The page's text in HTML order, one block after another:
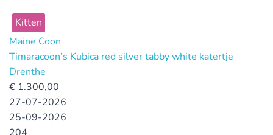
Kitten
Maine Coon
Timaracoon’s Kubica red silver tabby white katertje
Drenthe
€ 1.300,00
27-07-2026
25-09-2026